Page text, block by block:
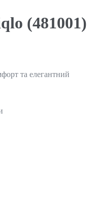
(481001)
та елегантний